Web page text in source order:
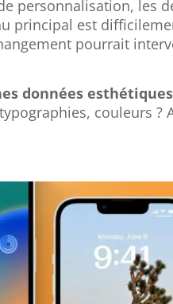
personnalisation, les
principal est
pourrait
données
couleurs ?